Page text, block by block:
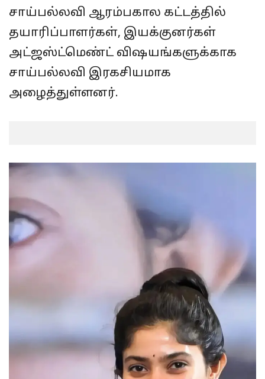
சாய்பல்லவி ஆரம்பகால கட்டத்தில்
தயாரிப்பாளர்கள், இயக்குனர்கள்
அட்ஜஸ்ட்மெண்ட் விஷயங்களுக்காக
சாய்பல்லவி இரகசியமாக
அழைத்துள்ளனர்.